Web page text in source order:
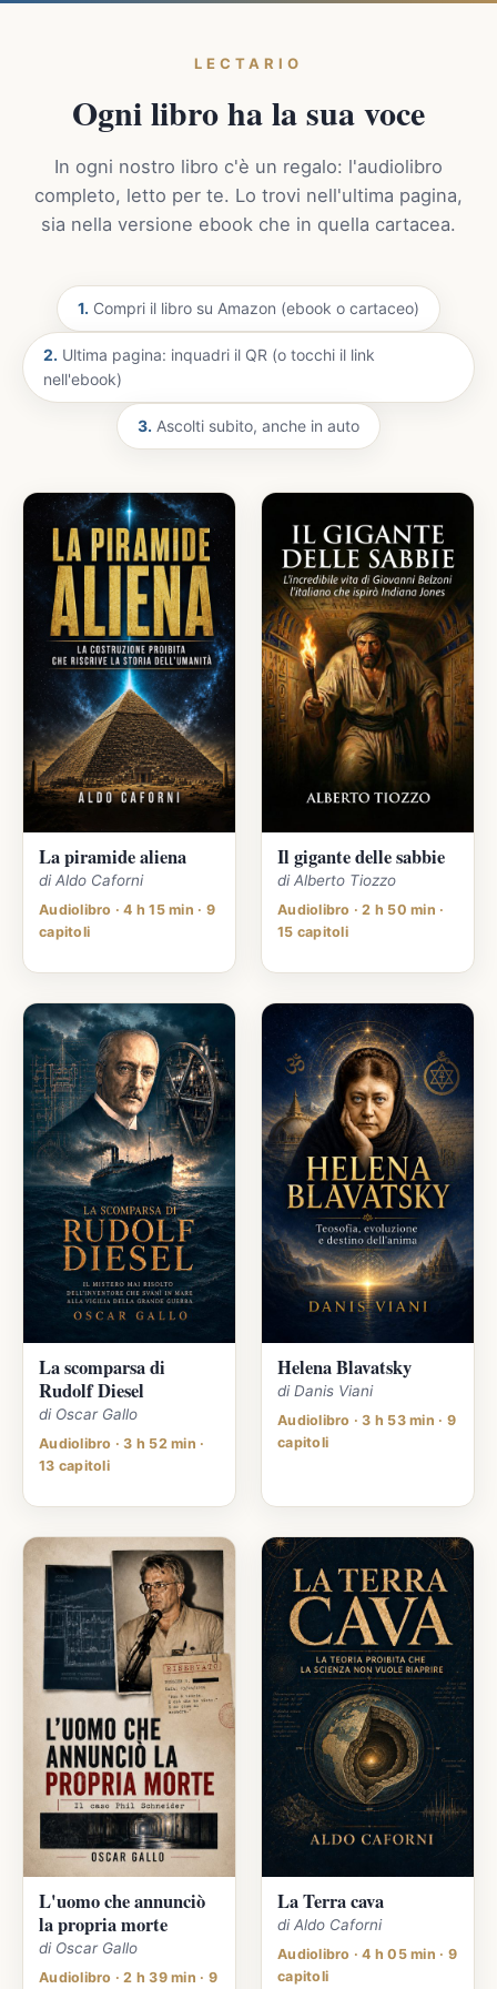
LECTARIO
Ogni libro ha la sua voce
In ogni nostro libro c'è un regalo: l'audiolibro
completo, letto per te. Lo trovi nell'ultima pagina,
sia nella versione ebook che in quella cartacea.
1. Compri il libro su Amazon (ebook o cartaceo)
2. Ultima pagina: inquadri il QR (o tocchi il link
nell'ebook)
3. Ascolti subito, anche in auto
La piramide aliena
di Aldo Caforni
Audiolibro · 4 h 15 min · 9
capitoli
Il gigante delle sabbie
di Alberto Tiozzo
Audiolibro · 2 h 50 min ·
15 capitoli
La scomparsa di
Rudolf Diesel
di Oscar Gallo
Audiolibro · 3 h 52 min ·
13 capitoli
Helena Blavatsky
di Danis Viani
Audiolibro · 3 h 53 min · 9
capitoli
L'uomo che annunciò
la propria morte
di Oscar Gallo
Audiolibro · 2 h 39 min · 9
La Terra cava
di Aldo Caforni
Audiolibro · 4 h 05 min · 9
capitoli